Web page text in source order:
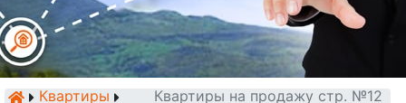
Квартиры Квартиры на продажу стр. №12